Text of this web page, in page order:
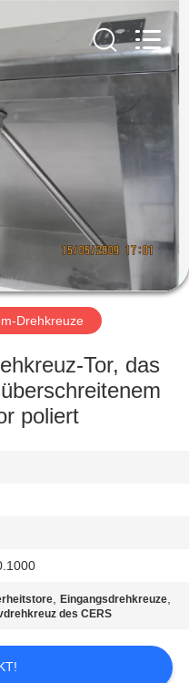
Drehkreuze
Tor, das
poliert
,Eingangsdrehkreuze,
des CERS